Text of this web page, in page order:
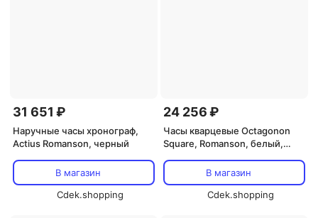
31 651 ₽
Наручные часы хронограф,
Actius Romanson, черный
В магазин
Cdek.shopping
24 256 ₽
Часы кварцевые Octagonon
Square, Romanson, белый,
В магазин
Cdek.shopping